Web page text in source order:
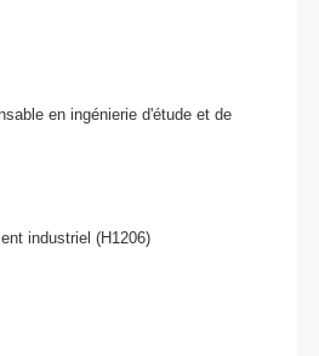
en ingénierie d'étude et de
industriel (H1206)